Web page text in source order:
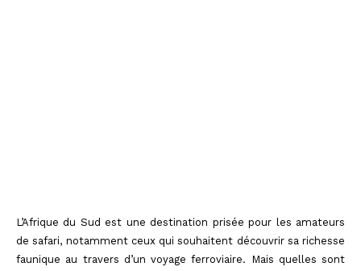
L’Afrique du Sud est une destination prisée pour les amateurs
de safari, notamment ceux qui souhaitent découvrir sa richesse
faunique au travers d’un voyage ferroviaire. Mais quelles sont